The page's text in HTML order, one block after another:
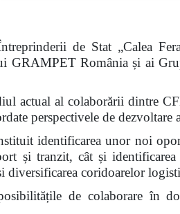
de Stat „Calea
GRAMPET România și ai
actual al colaborării dintre
perspectivele de dezvoltare
identificarea unor noi
și tranzit, cât și
diversificarea coridoarelor
de colaborare în